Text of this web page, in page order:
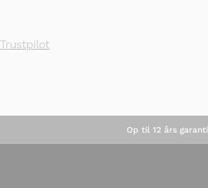
Trustpilot
Op til 12 års garanti